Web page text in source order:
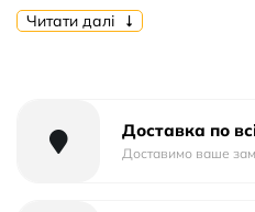
Форм-фактор:Накладка
Тип матеріалу:Силікон
Читати далі
Доставка по
Доставимо ваше